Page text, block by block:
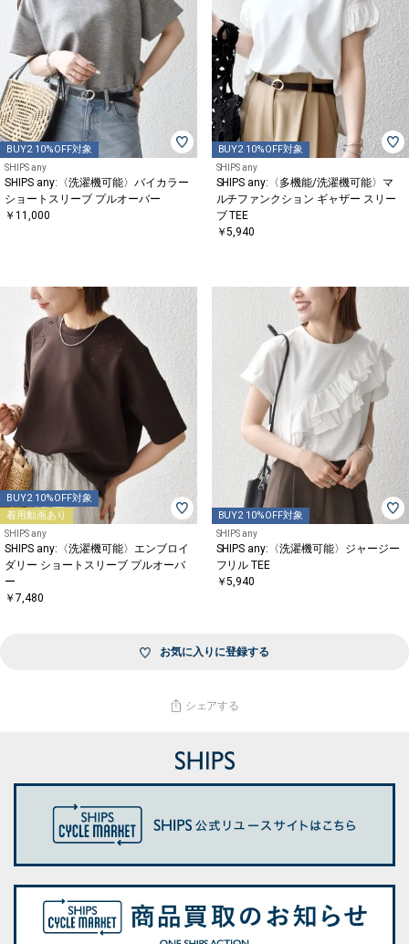
BUY2 10%OFF対象
SHIPS any
SHIPS any:〈洗濯機可能〉バイカラー
ショートスリーブ プルオーバー
￥11,000
BUY2 10%OFF対象
SHIPS any
SHIPS any:〈多機能/洗濯機可能〉マ
ルチファンクション ギャザー スリー
ブ TEE
￥5,940
BUY2 10%OFF対象
着用動画あり
SHIPS any
SHIPS any:〈洗濯機可能〉エンブロイ
ダリー ショートスリーブ プルオーバ
ー
￥7,480
BUY2 10%OFF対象
SHIPS any
SHIPS any:〈洗濯機可能〉ジャージー
フリル TEE
￥5,940
お気に入りに登録する
シェアする